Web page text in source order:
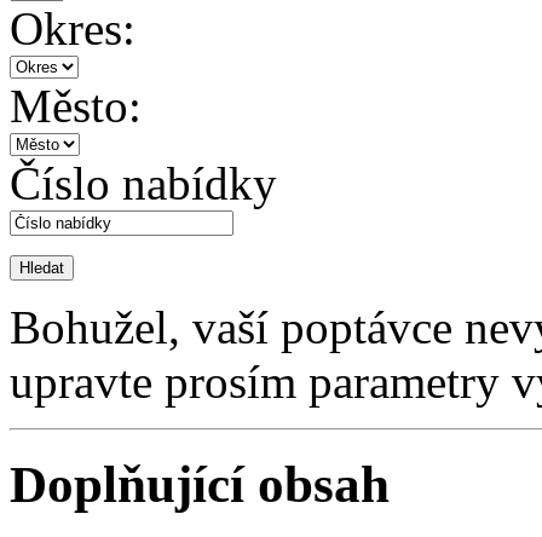
Okres:
Město:
Číslo nabídky
Bohužel, vaší poptávce
upravte prosím parametry
Doplňující obsah